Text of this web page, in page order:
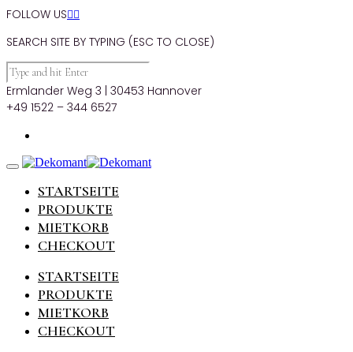
FOLLOW US
SEARCH SITE BY TYPING (ESC TO CLOSE)
Ermlander Weg 3 | 30453 Hannover
+49 1522 – 344 6527
STARTSEITE
PRODUKTE
MIETKORB
CHECKOUT
STARTSEITE
PRODUKTE
MIETKORB
CHECKOUT